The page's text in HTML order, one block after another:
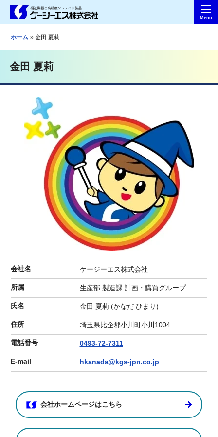
ホーム 金田 夏莉
金田 夏莉
会社名 ケージーエス株式会社
所属 生産部 製造課 計画・購買グループ
氏名 金田 夏莉 (かなだ ひまり)
住所 埼玉県比企郡小川町小川1004
電話番号 0493-72-7311
E-mail hkanada@kgs-jpn.co.jp
会社ホームページはこちら